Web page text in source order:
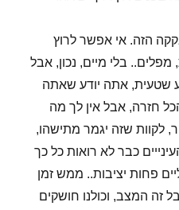
הזה. אי אפשר לרוץ
מפלים.. בלי מיים, נכון, אבל
שטעית, אתה יודע שאתה
חזרה, אבל אין לך מה
לקוות שזה יגמר מתישהו,
כבר לא רואות כל כך
הרגליים פחות יציבות.. ממש זמן
זה המצב, וכולנו חושקים